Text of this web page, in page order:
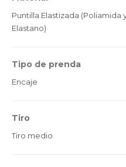
Puntilla Elastizada (Poliamida
Elastano)
Tipo de prenda
Encaje
Tiro
Tiro medio